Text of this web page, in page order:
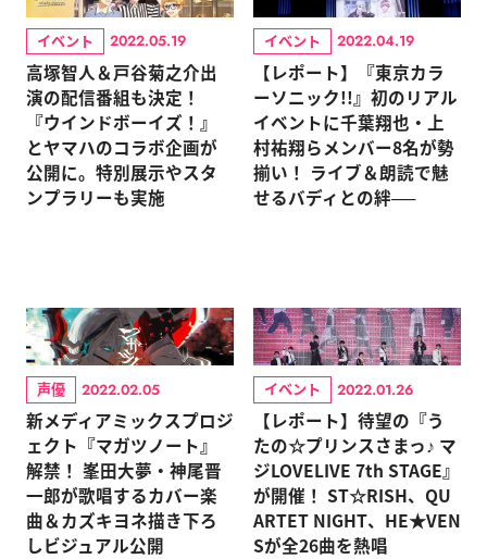
イベント 2022.05.19
高塚智人＆戸谷菊之介出
演の配信番組も決定！
『ウインドボーイズ！』
とヤマハのコラボ企画が
公開に。特別展示やスタ
ンプラリーも実施
イベント 2022.04.19
【レポート】『東京カラ
ーソニック!!』初のリアル
イベントに千葉翔也・上
村祐翔らメンバー8名が勢
揃い！ ライブ＆朗読で魅
せるバディとの絆──
声優 2022.02.05
新メディアミックスプロジ
ェクト『マガツノート』
解禁！ 峯田大夢・神尾晋
一郎が歌唱するカバー楽
曲＆カズキヨネ描き下ろ
しビジュアル公開
イベント 2022.01.26
【レポート】待望の『う
たの☆プリンスさまっ♪ マ
ジLOVELIVE 7th STAGE』
が開催！ ST☆RISH、QU
ARTET NIGHT、HE★VEN
Sが全26曲を熱唱